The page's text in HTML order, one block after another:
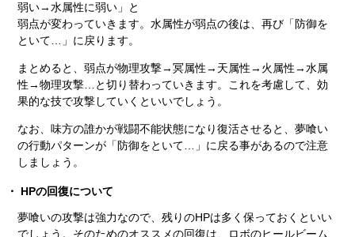
弱い→水属性に弱い」と
弱点が変わっていきます。水属性が弱点の後は、再び「防御を
といて…」に戻ります。
まとめると、弱点が物理攻撃→冥属性→天属性→火属性→水属
性→物理攻撃…と切り替わっていきます。これを考慮して、効
果的な技で攻撃していくといいでしょう。
なお、味方の誰かが戦闘不能状態になり復活させると、夢喰い
の行動パターンが「防御をといて…」に戻る事があるので注意
しましょう。
HPの回復について
夢喰いの攻撃は強力なので、残りのHPは多く保っておくといい
でしょう。そのためのオススメの回復は、ロボのヒールビーム